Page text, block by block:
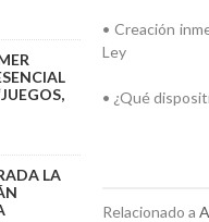
• Creación
Ley
• ¿Qué
Relacionado a
LA